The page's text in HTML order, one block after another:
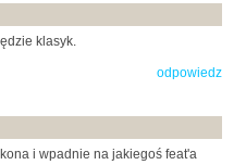
klasyk.
odpowiedz
i wpadnie na jakiegoś feat'a